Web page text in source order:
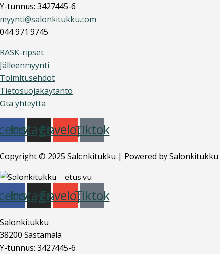
Y-tunnus: 3427445-6
myynti@salonkitukku.com
044 971 9745
RASK-ripset
Jälleenmyynti
Toimitusehdot
Tietosuojakäytäntö
Ota yhteyttä
Instagram
EnvelopeTiktok
Copyright © 2025 Salonkitukku | Powered by Salonkitukku
Instagram
EnvelopeTiktok
Salonkitukku
38200 Sastamala
Y-tunnus: 3427445-6